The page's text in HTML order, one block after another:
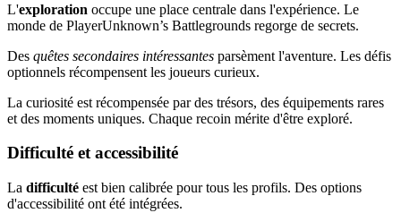
L'exploration occupe une place centrale dans l'expérience. Le
monde de PlayerUnknown’s Battlegrounds regorge de secrets.
Des quêtes secondaires intéressantes parsèment l'aventure. Les défis
optionnels récompensent les joueurs curieux.
La curiosité est récompensée par des trésors, des équipements rares
et des moments uniques. Chaque recoin mérite d'être exploré.
Difficulté et accessibilité
La difficulté est bien calibrée pour tous les profils. Des options
d'accessibilité ont été intégrées.